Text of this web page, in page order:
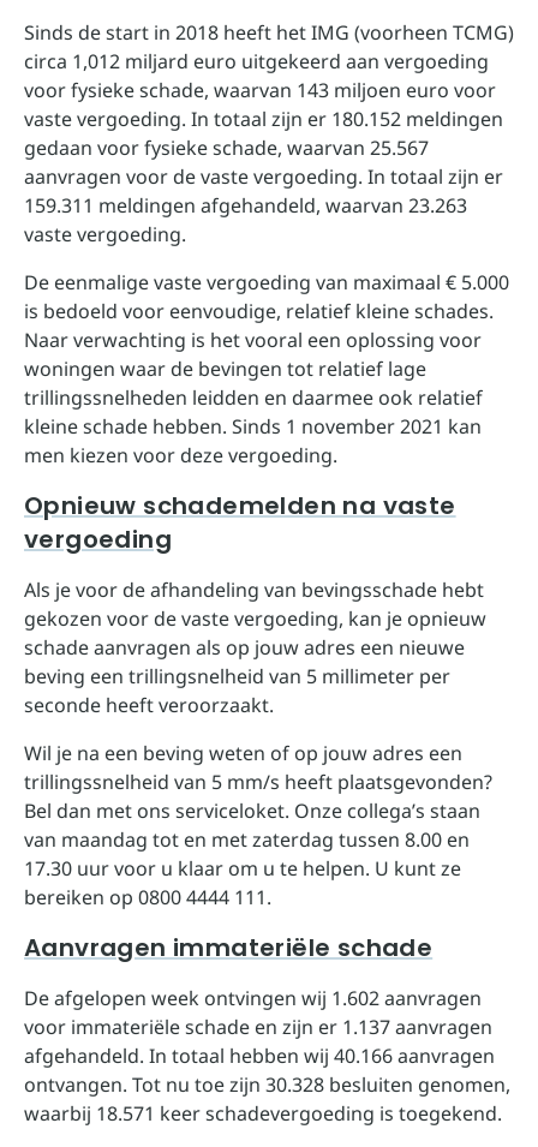
Sinds de start in 2018 heeft het IMG (voorheen TCMG)
circa 1,012 miljard euro uitgekeerd aan vergoeding
voor fysieke schade, waarvan 143 miljoen euro voor
vaste vergoeding. In totaal zijn er 180.152 meldingen
gedaan voor fysieke schade, waarvan 25.567
aanvragen voor de vaste vergoeding. In totaal zijn er
159.311 meldingen afgehandeld, waarvan 23.263
vaste vergoeding.
De eenmalige vaste vergoeding van maximaal € 5.000
is bedoeld voor eenvoudige, relatief kleine schades.
Naar verwachting is het vooral een oplossing voor
woningen waar de bevingen tot relatief lage
trillingssnelheden leidden en daarmee ook relatief
kleine schade hebben. Sinds 1 november 2021 kan
men kiezen voor deze vergoeding.
Opnieuw schademelden na vaste
vergoeding
Als je voor de afhandeling van bevingsschade hebt
gekozen voor de vaste vergoeding, kan je opnieuw
schade aanvragen als op jouw adres een nieuwe
beving een trillingsnelheid van 5 millimeter per
seconde heeft veroorzaakt.
Wil je na een beving weten of op jouw adres een
trillingssnelheid van 5 mm/s heeft plaatsgevonden?
Bel dan met ons serviceloket. Onze collega’s staan
van maandag tot en met zaterdag tussen 8.00 en
17.30 uur voor u klaar om u te helpen. U kunt ze
bereiken op 0800 4444 111.
Aanvragen immateriële schade
De afgelopen week ontvingen wij 1.602 aanvragen
voor immateriële schade en zijn er 1.137 aanvragen
afgehandeld. In totaal hebben wij 40.166 aanvragen
ontvangen. Tot nu toe zijn 30.328 besluiten genomen,
waarbij 18.571 keer schadevergoeding is toegekend.